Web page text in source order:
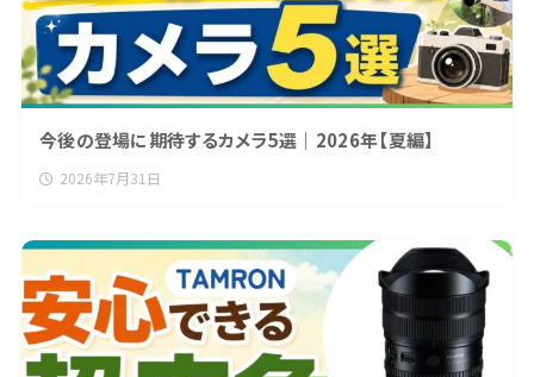
今後の登場に期待するカメラ5選｜2026年【夏編】
2026年7月31日